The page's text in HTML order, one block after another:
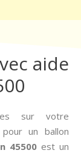
aide
sur votre
un ballon
45500est un